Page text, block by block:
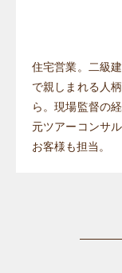
住宅営業。二級
で親しまれる人
ら。現場監督の
元ツアーコンサ
お客様も担当。